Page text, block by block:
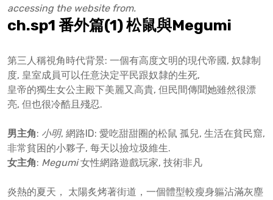
accessing the website from.
ch.sp1 番外篇(1) 松鼠與Megumi
第三人稱視角時代背景: 一個有高度文明的現代帝國, 奴隸制
度, 皇室成員可以任意決定平民跟奴隸的生死,
皇帝的獨生女公主殿下美麗又高貴, 但民間傳聞她雖然很漂
亮, 但也很冷酷且殘忍.
男主角: 小明, 網路ID: 愛吃甜甜圈的松鼠 孤兒, 生活在貧民窟,
非常貧困的小夥子, 每天以撿垃圾維生.
女主角: Megumi女性網路遊戲玩家, 技術非凡
炎熱的夏天， 太陽炙烤著街道，一個體型較瘦身軀沾滿灰塵